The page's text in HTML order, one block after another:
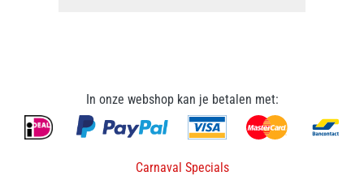
In onze webshop kan je betalen met:
Carnaval Specials